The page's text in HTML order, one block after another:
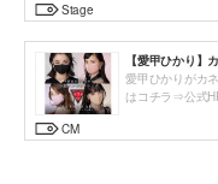
Stage
【愛甲ひかり】
愛甲ひかりがカ
はコチラ⇒公式
CM
投
稿
ナ